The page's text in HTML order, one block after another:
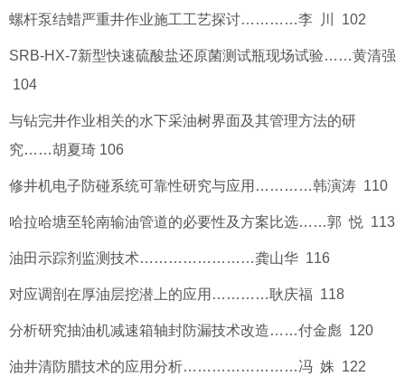
螺杆泵结蜡严重井作业施工工艺探讨…………李 川 102
SRB-HX-7新型快速硫酸盐还原菌测试瓶现场试验……黄清强
104
与钻完井作业相关的水下采油树界面及其管理方法的研
究……胡夏琦 106
修井机电子防碰系统可靠性研究与应用…………韩演涛 110
哈拉哈塘至轮南输油管道的必要性及方案比选……郭 悦 113
油田示踪剂监测技术……………………龚山华 116
对应调剖在厚油层挖潜上的应用…………耿庆福 118
分析研究抽油机减速箱轴封防漏技术改造……付金彪 120
油井清防腊技术的应用分析……………………冯 姝 122